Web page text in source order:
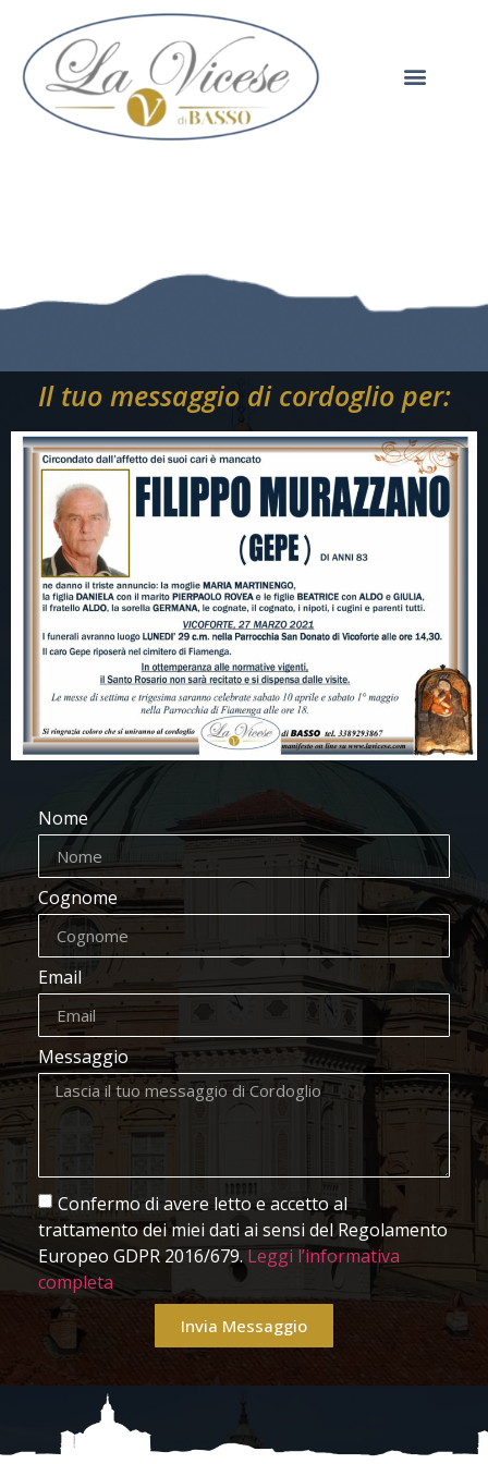
Il tuo messaggio di cordoglio per:
Nome
Cognome
Email
Messaggio
Confermo di avere letto e accetto al
trattamento dei miei dati ai sensi del Regolamento
Europeo GDPR 2016/679.Leggi l’informativa
completa
Invia Messaggio